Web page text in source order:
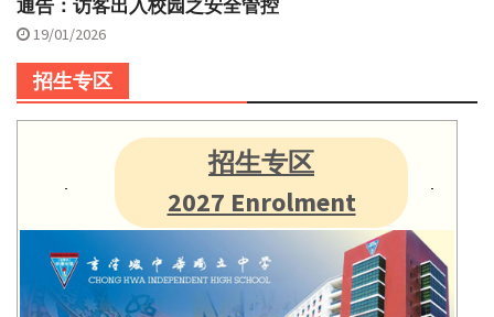
通告：访客出入校园之安全管控
19/01/2026
招生专区
招生专区
2027 Enrolment